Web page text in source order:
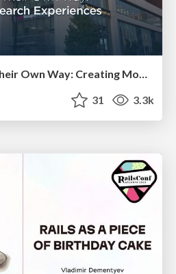
Helping Users Find Their Own Way: Creating Modern Search Experiences
31 3.3k